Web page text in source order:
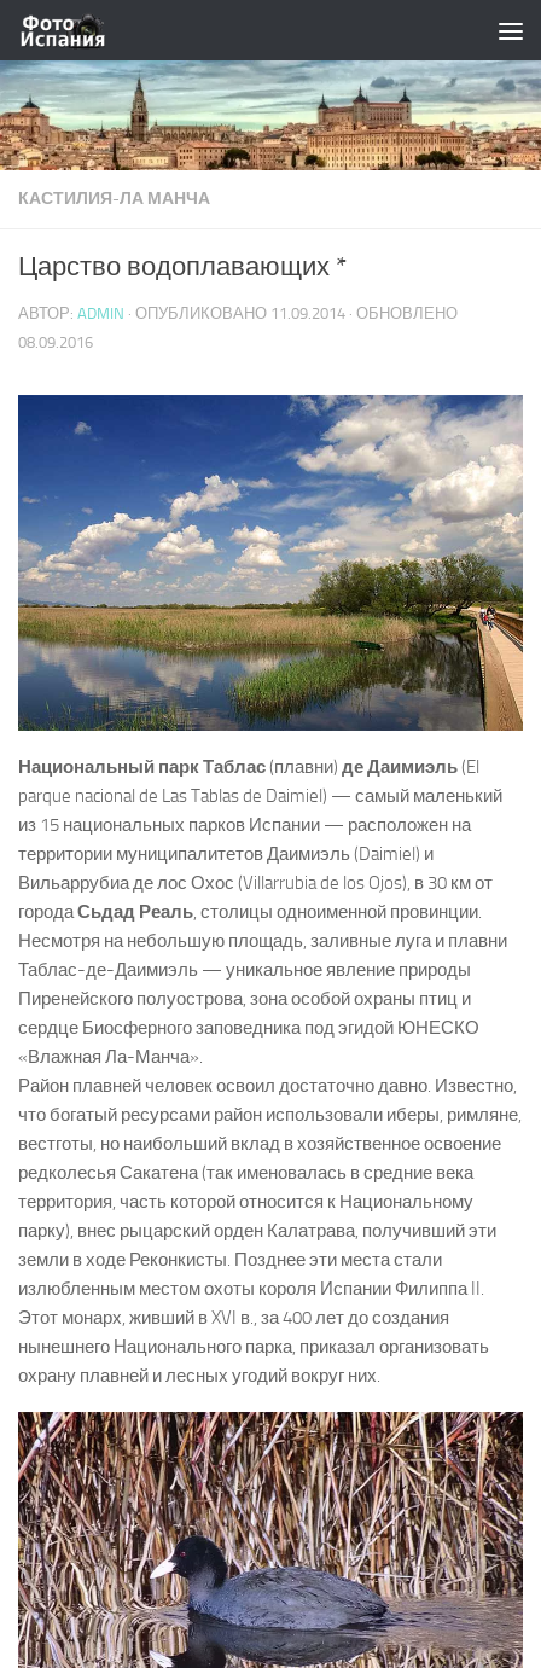
Skip to content
КАСТИЛИЯ-ЛА МАНЧА
Царство водоплавающих *
АВТОР: ADMIN · ОПУБЛИКОВАНО 11.09.2014 · ОБНОВЛЕНО
08.09.2016
Национальный парк Таблас(плавни) де Даимиэль(El
parque nacional de Las Tablas de Daimiel) — самый маленький
из 15 национальных парков Испании — расположен на
территории муниципалитетов Даимиэль (Daimiel) и
Вильаррубиа де лос Охос (Villarrubia de los Ojos), в 30 км от
городаСьдад Реаль, столицы одноименной провинции.
Несмотря на небольшую площадь, заливные луга и плавни
Таблас-де-Даимиэль — уникальное явление природы
Пиренейского полуострова, зона особой охраны птиц и
сердце Биосферного заповедника под эгидой ЮНЕСКО
«Влажная Ла-Манча».
Район плавней человек освоил достаточно давно. Известно,
что богатый ресурсами район использовали иберы, римляне,
вестготы, но наибольший вклад в хозяйственное освоение
редколесья Сакатена (так именовалась в средние века
территория, часть которой относится к Национальному
парку), внес рыцарский орден Калатрава, получивший эти
земли в ходе Реконкисты. Позднее эти места стали
излюбленным местом охоты короля Испании Филиппа II.
Этот монарх, живший в XVI в., за 400 лет до создания
нынешнего Национального парка, приказал организовать
охрану плавней и лесных угодий вокруг них.